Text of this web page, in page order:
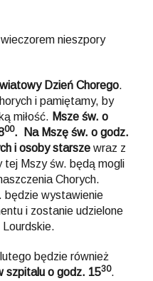
nieszpory
Dzień Chorego.
i pamiętamy, by
miłość. Msze św. o
00. Na Mszę św. o godz.
i osoby starsze wraz z
tej Mszy św. będą mogli
Chorych.
będzie wystawienie
i zostanie udzielone
Lourdskie.
będzie również
szpitalu o godz. 1530.